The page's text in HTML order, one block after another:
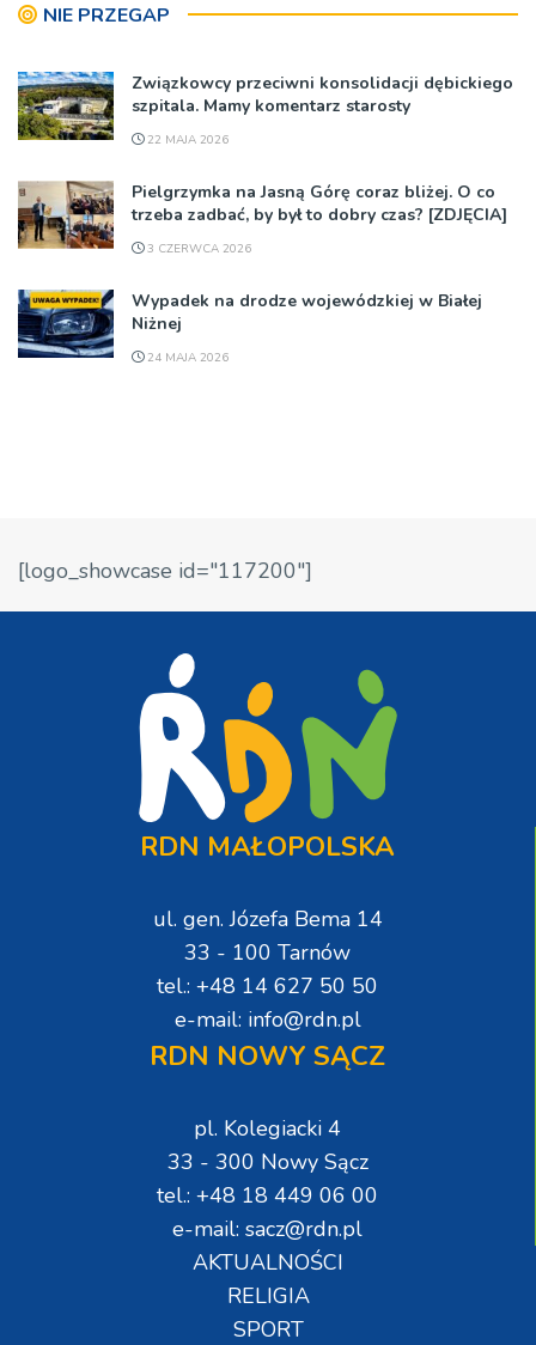
NIE PRZEGAP
Związkowcy przeciwni konsolidacji dębickiego
szpitala. Mamy komentarz starosty
22 MAJA 2026
Pielgrzymka na Jasną Górę coraz bliżej. O co
trzeba zadbać, by był to dobry czas? [ZDJĘCIA]
3 CZERWCA 2026
Wypadek na drodze wojewódzkiej w Białej
Niżnej
24 MAJA 2026
[logo_showcase id="117200"]
RDN MAŁOPOLSKA
ul. gen. Józefa Bema 14
33 - 100 Tarnów
tel.: +48 14 627 50 50
e-mail: info@rdn.pl
RDN NOWY SĄCZ
pl. Kolegiacki 4
33 - 300 Nowy Sącz
tel.: +48 18 449 06 00
e-mail: sacz@rdn.pl
AKTUALNOŚCI
RELIGIA
SPORT